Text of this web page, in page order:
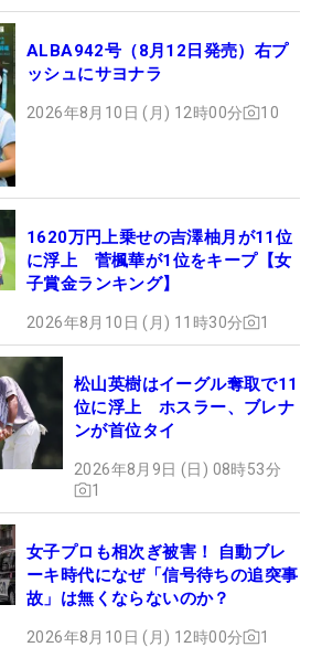
ALBA942号（8月12日発売）右プ
ッシュにサヨナラ
2026年8月10日 (月) 12時00分 10
1620万円上乗せの吉澤柚月が11位
に浮上 菅楓華が1位をキープ【女
子賞金ランキング】
2026年8月10日 (月) 11時30分 1
松山英樹はイーグル奪取で11
位に浮上 ホスラー、ブレナ
ンが首位タイ
2026年8月9日 (日) 08時53分
1
女子プロも相次ぎ被害！ 自動ブレ
ーキ時代になぜ「信号待ちの追突事
故」は無くならないのか？
2026年8月10日 (月) 12時00分 1